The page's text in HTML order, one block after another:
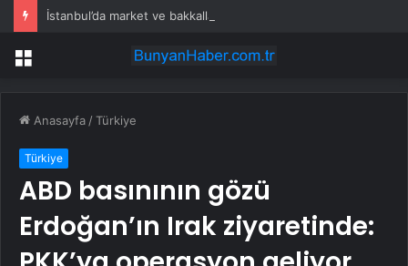
Menü
Anasayfa /Türkiye
Türkiye
ABD basınının gözü
Erdoğan’ın Irak ziyaretinde: